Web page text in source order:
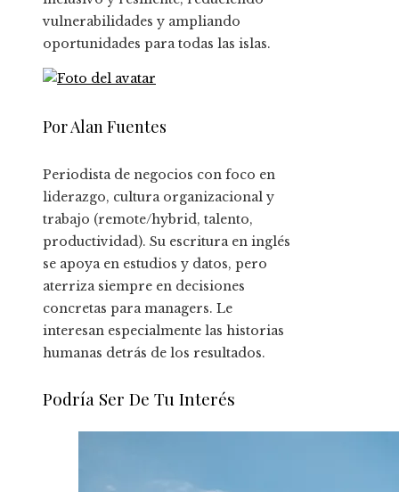
vulnerabilidades y ampliando
oportunidades para todas las islas.
Por Alan Fuentes
Periodista de negocios con foco en
liderazgo, cultura organizacional y
trabajo (remote/hybrid, talento,
productividad). Su escritura en inglés
se apoya en estudios y datos, pero
aterriza siempre en decisiones
concretas para managers. Le
interesan especialmente las historias
humanas detrás de los resultados.
Podría Ser De Tu Interés